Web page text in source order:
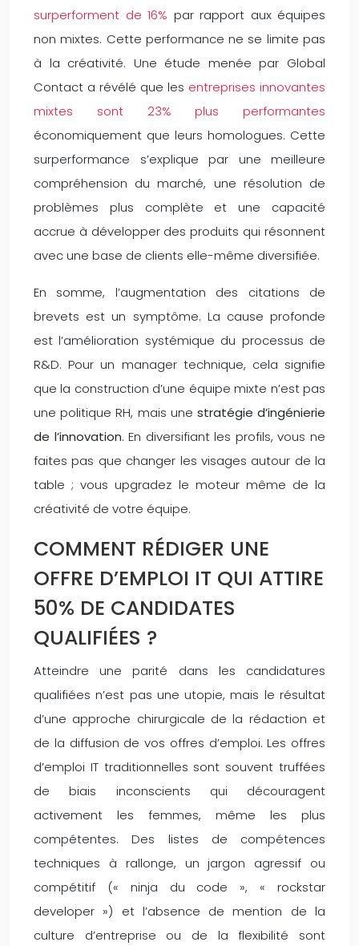
surperforment de 16% par rapport aux équipes
non mixtes. Cette performance ne se limite pas
à la créativité. Une étude menée par Global
Contact a révélé que les entreprises innovantes
mixtes sont 23% plus performantes
économiquement que leurs homologues. Cette
surperformance s’explique par une meilleure
compréhension du marché, une résolution de
problèmes plus complète et une capacité
accrue à développer des produits qui résonnent
avec une base de clients elle-même diversifiée.
En somme, l’augmentation des citations de
brevets est un symptôme. La cause profonde
est l’amélioration systémique du processus de
R&D. Pour un manager technique, cela signifie
que la construction d’une équipe mixte n’est pas
une politique RH, mais une stratégie d’ingénierie
de l’innovation. En diversifiant les profils, vous ne
faites pas que changer les visages autour de la
table ; vous upgradez le moteur même de la
créativité de votre équipe.
COMMENT RÉDIGER UNE
OFFRE D’EMPLOI IT QUI ATTIRE
50% DE CANDIDATES
QUALIFIÉES ?
Atteindre une parité dans les candidatures
qualifiées n’est pas une utopie, mais le résultat
d’une approche chirurgicale de la rédaction et
de la diffusion de vos offres d’emploi. Les offres
d’emploi IT traditionnelles sont souvent truffées
de biais inconscients qui découragent
activement les femmes, même les plus
compétentes. Des listes de compétences
techniques à rallonge, un jargon agressif ou
compétitif (« ninja du code », « rockstar
developer ») et l’absence de mention de la
culture d’entreprise ou de la flexibilité sont